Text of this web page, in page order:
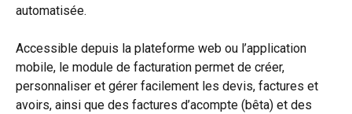
automatisée.
Accessible depuis la plateforme web ou l’application
mobile, le module de facturation permet de créer,
personnaliser et gérer facilement les devis, factures et
avoirs, ainsi que des factures d’acompte (bêta) et des